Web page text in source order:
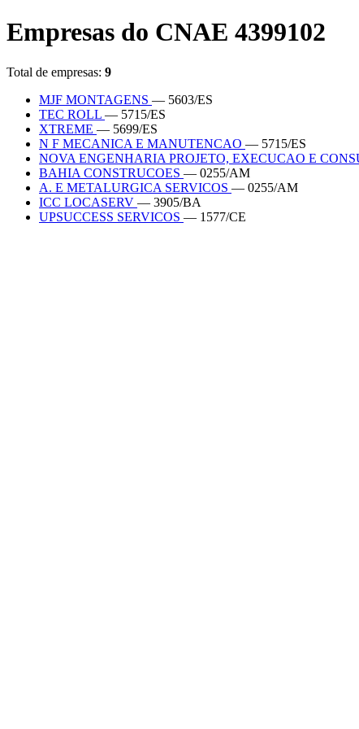
Empresas do CNAE 4399102
Total de empresas: 9
MJF MONTAGENS — 5603/ES
TEC ROLL — 5715/ES
XTREME — 5699/ES
N F MECANICA E MANUTENCAO — 5715/ES
NOVA ENGENHARIA PROJETO, EXECUCAO E
BAHIA CONSTRUCOES — 0255/AM
A. E METALURGICA SERVICOS — 0255/AM
ICC LOCASERV — 3905/BA
UPSUCCESS SERVICOS — 1577/CE